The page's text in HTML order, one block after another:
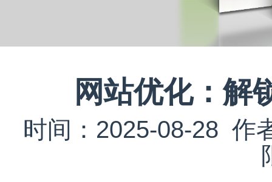
网站优化：解
时间：2025-08-28 作